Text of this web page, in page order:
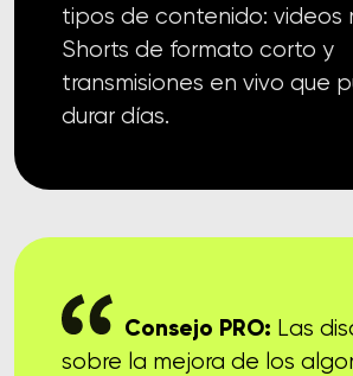
tipos de contenido: videos
Shorts de formato corto y
transmisiones en vivo que
durar días.
Consejo PRO: Las
sobre la mejora de los